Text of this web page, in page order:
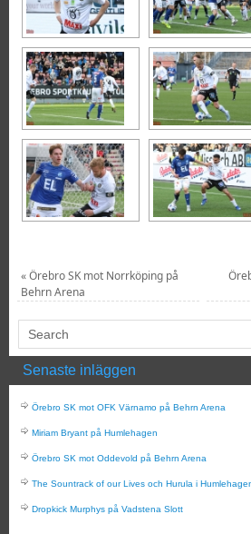
«Örebro SK mot Norrköping på
Behrn Arena
Senaste inläggen
Örebro SK mot OFK Värnamo på Behrn Arena
Miriam Bryant på Humlehagen
Örebro SK mot Oddevold på Behrn Arena
The Sountrack of our Lives och Hurula i
Dropkick Murphys på Vadstena Slott